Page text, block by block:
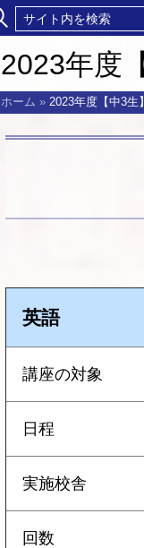
2023年度
ホーム » 2023年度【中3生
英語
講座の対象
日程
実施校舎
回数